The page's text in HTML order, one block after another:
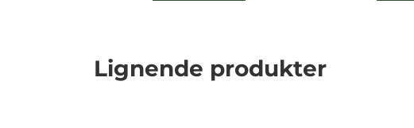
Lignende produkter